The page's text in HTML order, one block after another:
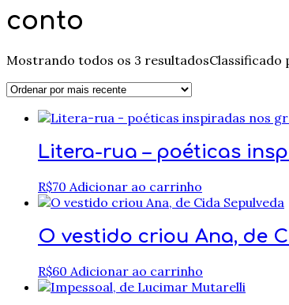
conto
Mostrando todos os 3 resultadosClassificado
Litera-rua – poéticas
R$70 Adicionar ao carrinho
O vestido criou Ana, de
R$60 Adicionar ao carrinho